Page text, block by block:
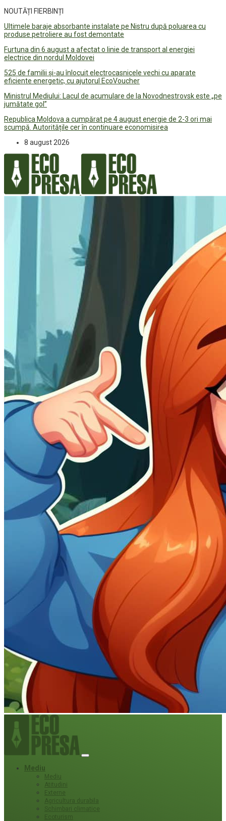
NOUTĂȚI FIERBINȚI
Ultimele baraje absorbante instalate pe Nistru după poluarea cu
produse petroliere au fost demontate
Furtuna din 6 august a afectat o linie de transport al energiei
electrice din nordul Moldovei
525 de familii și-au înlocuit electrocasnicele vechi cu aparate
eficiente energetic, cu ajutorul EcoVoucher
Ministrul Mediului: Lacul de acumulare de la Novodnestrovsk este „pe
jumătate gol”
Republica Moldova a cumpărat pe 4 august energie de 2-3 ori mai
scumpă. Autoritățile cer în continuare economisirea
8 august 2026
Mediu
Mediu
Atitudini
Externe
Agricultura durabila
Schimbari climatice
Ecoturism